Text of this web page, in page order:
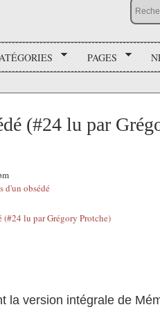
PAGES
(#24 lu par
d'un obsédé
la version intégrale de